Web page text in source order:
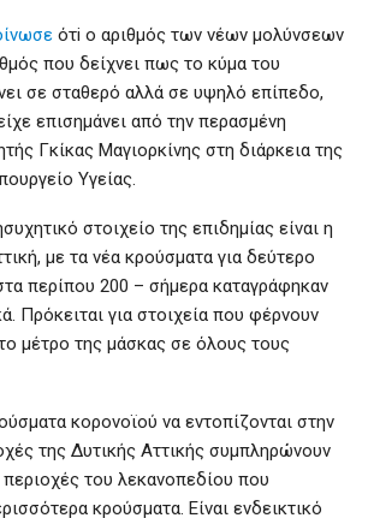
ότi ο αριθμός των νέων μολύνσεων
που δείχνει πως το κύμα του
σε σταθερό αλλά σε υψηλό επίπεδο,
επισημάνει από την περασμένη
Γκίκας Μαγιορκίνης στη διάρκεια της
Υγείας.
στοιχείο της επιδημίας είναι η
με τα νέα κρούσματα για δεύτερο
περίπου 200 – σήμερα καταγράφηκαν
Πρόκειται για στοιχεία που φέρνουν
μέτρο της μάσκας σε όλους τους
κορονοϊού να εντοπίζονται στην
της Δυτικής Αττικής συμπληρώνουν
περιοχές του λεκανοπεδίου που
κρούσματα. Είναι ενδεικτικό